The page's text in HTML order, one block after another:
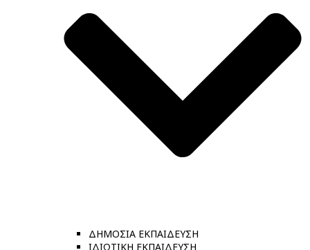
ΔΗΜΟΣΙΑ ΕΚΠΑΙΔΕΥΣΗ
ΙΔΙΩΤΙΚΗ ΕΚΠΑΙΔΕΥΣΗ